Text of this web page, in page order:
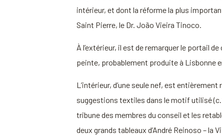
intérieur, et dont la réforme la plus
Saint Pierre, le Dr. João Vieira Tinoco.
À l’extérieur, il est de remarquer le portail
peinte, probablement produite à Lisbonne
L’intérieur, d’une seule nef, est
suggestions textiles dans le motif utilisé
tribune des membres du conseil et les
deux grands tableaux d’André Reinoso –